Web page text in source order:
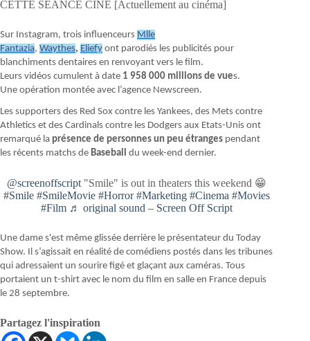
CETTE SEANCE CINÉ [Actuellement au cinéma]
Sur Instagram, trois influenceurs Mlle
Fantazia, Waythes, Eliefy ont parodiés les publicités pour
blanchiments dentaires en renvoyant vers le film.
Leurs vidéos cumulent à date 1 958 000 millions de vues.
Une opération montée avec l’agence Newscreen.
Les supporters des Red Sox contre les Yankees, des Mets contre
Athletics et des Cardinals contre les Dodgers aux Etats-Unis ont
remarqué la présence de personnes un peu étranges pendant
les récents matchs de Baseball du week-end dernier.
@screenoffscript"Smile" is out in theaters this weekend 😁
#Smile #SmileMovie #Horror #Marketing #Cinema #Movies
#Film ♬ original sound – Screen Off Script
Une dame s'est même glissée derrière le présentateur du Today
Show. Il s’agissait en réalité de comédiens postés dans les tribunes
qui adressaient un sourire figé et glaçant aux caméras. Tous
portaient un t-shirt avec le nom du film en salle en France depuis
le 28 septembre.
Partagez l'inspiration